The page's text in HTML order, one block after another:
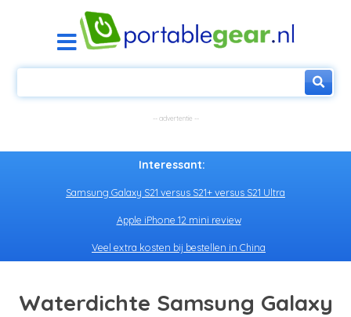
Interessant:
Samsung Galaxy S21 versus S21+ versus S21 Ultra
Apple iPhone 12 mini review
Veel extra kosten bij bestellen in China
Waterdichte Samsung Galaxy